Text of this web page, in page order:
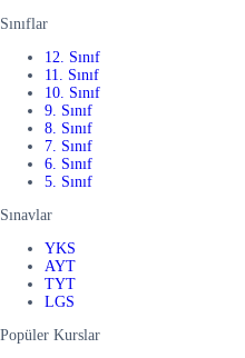
Sınıflar
12. Sınıf
11. Sınıf
10. Sınıf
9. Sınıf
8. Sınıf
7. Sınıf
6. Sınıf
5. Sınıf
Sınavlar
YKS
AYT
TYT
LGS
Popüler Kurslar